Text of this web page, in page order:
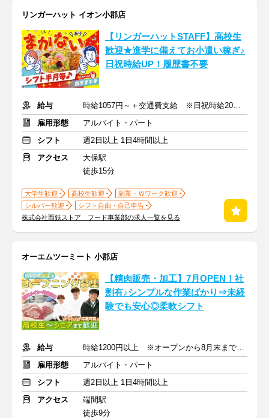
リンガーハット イオン小郡店
【リンガーハットSTAFF】高校生
歓迎★進学に備えてお小遣い稼ぎ♪
日祝時給UP！履歴書不要
給与
時給1057円～＋交通費支給 ※日祝時給20円アップ
雇用形態
アルバイト・パート
シフト
週2日以上 1日4時間以上
アクセス
大保駅
徒歩15分
大学生歓迎 高校生歓迎
副業・Ｗワーク歓迎
シルバー歓迎
シフト自由・自己申告
株式会社西鉄ストア フード事業部の求人一覧を見る
オーエムツーミート 小郡店
【精肉販売・加工】7月OPEN！社
割有♪シンプルな作業ばかり⇒未経
験でも安心◎柔軟シフト
給与
時給1200円以上 ※オープンから8月末まで特別時給：1300円
雇用形態
アルバイト・パート
シフト
週2日以上 1日4時間以上
アクセス
端間駅
徒歩9分